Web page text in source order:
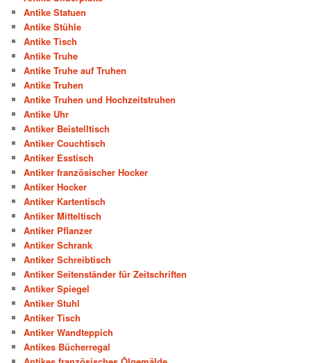
Antike Statuen
Antike Stühle
Antike Tisch
Antike Truhe
Antike Truhe auf Truhen
Antike Truhen
Antike Truhen und Hochzeitstruhen
Antike Uhr
Antiker Beistelltisch
Antiker Couchtisch
Antiker Esstisch
Antiker französischer Hocker
Antiker Hocker
Antiker Kartentisch
Antiker Mitteltisch
Antiker Pflanzer
Antiker Schrank
Antiker Schreibtisch
Antiker Seitenständer für Zeitschriften
Antiker Spiegel
Antiker Stuhl
Antiker Tisch
Antiker Wandteppich
Antikes Bücherregal